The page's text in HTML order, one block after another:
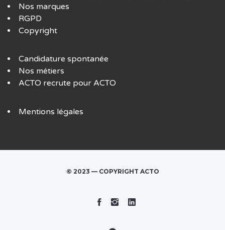
Nos marques
RGPD
Copyright
Candidature spontanée
Nos métiers
ACTO recrute pour ACTO
Mentions légales
© 2023 — COPYRIGHT ACTO
Facebook
Instagram
Linked